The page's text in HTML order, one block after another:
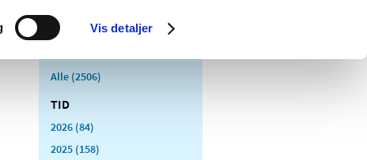
Vis detaljer
Alle (2506)
TID
2026 (84)
2025 (158)